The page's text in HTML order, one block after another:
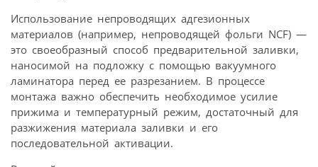
Использование непроводящих адгезионных
материалов (например, непроводящей фольги NCF) —
это своеобразный способ предварительной заливки,
наносимой на подложку с помощью вакуумного
ламинатора перед ее разрезанием. В процессе
монтажа важно обеспечить необходимое усилие
прижима и температурный режим, достаточный для
разжижения материала заливки и его
последовательной активации.